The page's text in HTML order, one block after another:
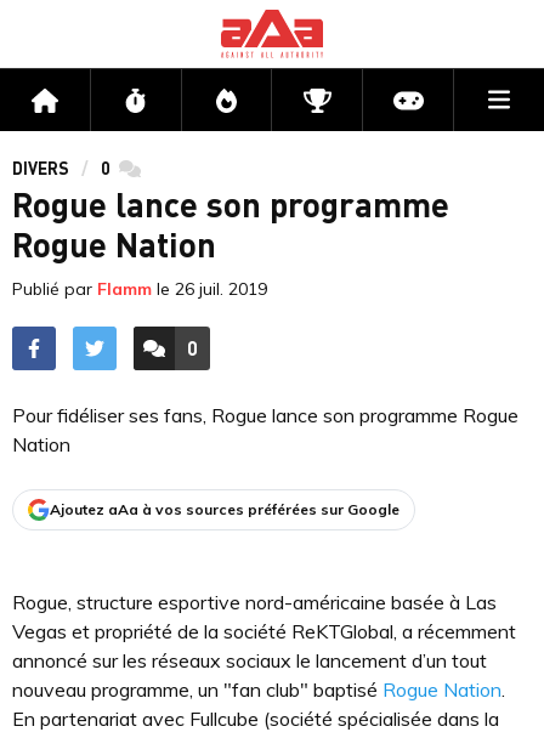
Accueil Flux Directs CompétitionsActu jeux
DIVERS 0 commentaires
Rogue lance son programme
Rogue Nation
Publié par Flamm le 26 juil. 2019
ACCÉDER AUX
0
COMMENTAIRES
Pour fidéliser ses fans, Rogue lance son programme Rogue
Nation
Ajoutez aAa à vos sources préférées sur Google
Rogue, structure esportive nord-américaine basée à Las
Vegas et propriété de la société ReKTGlobal, a récemment
annoncé sur les réseaux sociaux le lancement d’un tout
nouveau programme, un "fan club" baptisé Rogue Nation.
En partenariat avec Fullcube (société spécialisée dans la